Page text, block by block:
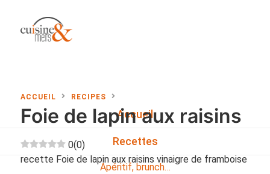
Accueil
Recettes
Apéritif, brunch…
ACCUEIL RECIPES
Foie de lapin aux raisins
0(0)
recette Foie de lapin aux raisins vinaigre de framboise